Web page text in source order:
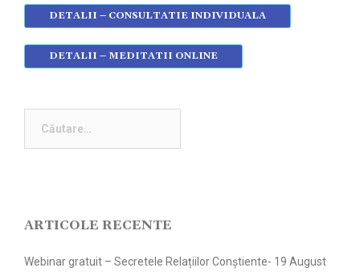
DETALII – CONSULTATIE INDIVIDUALA
DETALII – MEDITATII ONLINE
după:
ARTICOLE RECENTE
Webinar gratuit – Secretele Relațiilor Conștiente- 19 August